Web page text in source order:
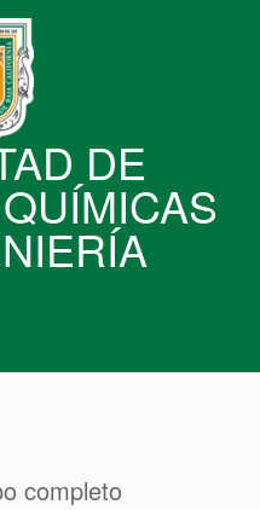
DE
completo